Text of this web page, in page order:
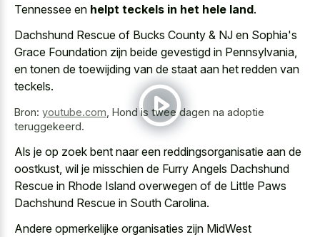
Tennessee en helpt teckels in het hele land.
Dachshund Rescue of Bucks County & NJ en Sophia's
Grace Foundation zijn beide gevestigd in Pennsylvania,
en tonen de toewijding van de staat aan het redden van
teckels.
Bron: youtube.com Hond is twee dagen na adoptie
teruggekeerd.
Als je op zoek bent naar een reddingsorganisatie aan de
oostkust, wil je misschien de Furry Angels Dachshund
Rescue in Rhode Island overwegen of de Little Paws
Dachshund Rescue in South Carolina.
Andere opmerkelijke organisaties zijn MidWest